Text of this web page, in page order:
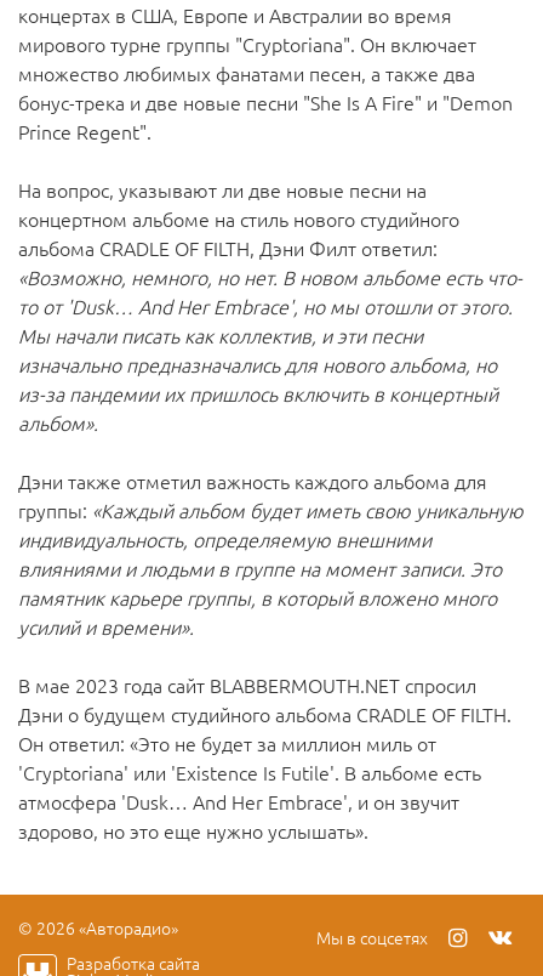
концертах в США, Европе и Австралии во время
мирового турне группы "Cryptoriana". Он включает
множество любимых фанатами песен, а также два
бонус-трека и две новые песни "She Is A Fire" и "Demon
Prince Regent".
На вопрос, указывают ли две новые песни на
концертном альбоме на стиль нового студийного
альбома CRADLE OF FILTH, Дэни Филт ответил:
«Возможно, немного, но нет. В новом альбоме есть что-
то от 'Dusk… And Her Embrace', но мы отошли от этого.
Мы начали писать как коллектив, и эти песни
изначально предназначались для нового альбома, но
из-за пандемии их пришлось включить в концертный
альбом».
Дэни также отметил важность каждого альбома для
группы: «Каждый альбом будет иметь свою уникальную
индивидуальность, определяемую внешними
влияниями и людьми в группе на момент записи. Это
памятник карьере группы, в который вложено много
усилий и времени».
В мае 2023 года сайт BLABBERMOUTH.NET спросил
Дэни о будущем студийного альбома CRADLE OF FILTH.
Он ответил: «Это не будет за миллион миль от
'Cryptoriana' или 'Existence Is Futile'. В альбоме есть
атмосфера 'Dusk… And Her Embrace', и он звучит
здорово, но это еще нужно услышать».
© 2026 «Авторадио»
Мы в соцсетях
Разработка сайта